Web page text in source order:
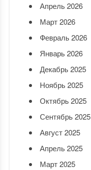
Апрель 2026
Март 2026
Февраль 2026
Январь 2026
Декабрь 2025
Ноябрь 2025
Октябрь 2025
Сентябрь 2025
Август 2025
Апрель 2025
Март 2025